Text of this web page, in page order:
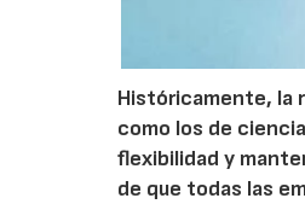
Históricamente, la
como los de
flexibilidad y
de que todas las